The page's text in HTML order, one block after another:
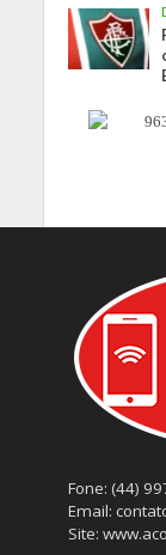
Fone: (44)
Email:
Site: